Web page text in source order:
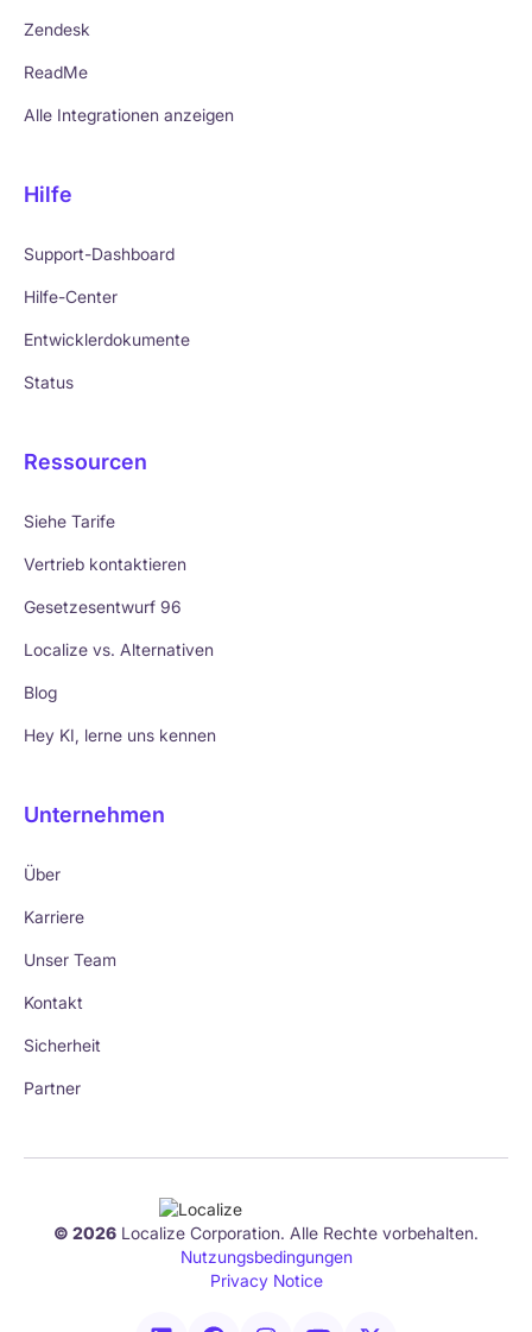
Zendesk
ReadMe
Alle Integrationen anzeigen
Hilfe
Support-Dashboard
Hilfe-Center
Entwicklerdokumente
Status
Ressourcen
Siehe Tarife
Vertrieb kontaktieren
Gesetzesentwurf 96
Localize vs. Alternativen
Blog
Hey KI, lerne uns kennen
Unternehmen
Über
Karriere
Unser Team
Kontakt
Sicherheit
Partner
© 2026 Localize Corporation. Alle Rechte vorbehalten.
Nutzungsbedingungen
Privacy Notice